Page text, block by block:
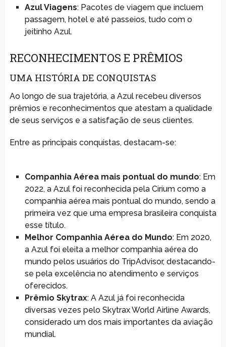
Azul Viagens: Pacotes de viagem que incluem
passagem, hotel e até passeios, tudo com o
jeitinho Azul.
RECONHECIMENTOS E PRÊMIOS
UMA HISTÓRIA DE CONQUISTAS
Ao longo de sua trajetória, a Azul recebeu diversos
prêmios e reconhecimentos que atestam a qualidade
de seus serviços e a satisfação de seus clientes.
Entre as principais conquistas, destacam-se:
Companhia Aérea mais pontual do mundo: Em
2022, a Azul foi reconhecida pela Cirium como a
companhia aérea mais pontual do mundo, sendo a
primeira vez que uma empresa brasileira conquista
esse título.
Melhor Companhia Aérea do Mundo: Em 2020,
a Azul foi eleita a melhor companhia aérea do
mundo pelos usuários do TripAdvisor, destacando-
se pela excelência no atendimento e serviços
oferecidos.
Prêmio Skytrax: A Azul já foi reconhecida
diversas vezes pelo Skytrax World Airline Awards,
considerado um dos mais importantes da aviação
mundial.